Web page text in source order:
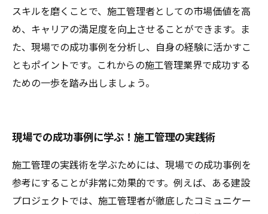
スキルを磨くことで、施工管理者としての市場価値を高
め、キャリアの満足度を向上させることができます。ま
た、現場での成功事例を分析し、自身の経験に活かすこ
ともポイントです。これからの施工管理業界で成功する
ための一歩を踏み出しましょう。
現場での成功事例に学ぶ！施工管理の実践術
施工管理の実践術を学ぶためには、現場での成功事例を
参考にすることが非常に効果的です。例えば、ある建設
プロジェクトでは、施工管理者が徹底したコミュニケー